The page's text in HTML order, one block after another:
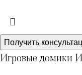
Получить
Игровые домики